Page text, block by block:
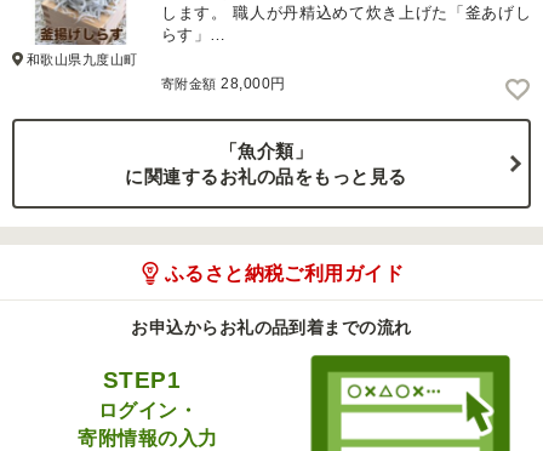
和歌山県九度山町
します。 職人が丹精込めて炊き上げた「釜あげし
らす」…
寄附金額 28,000円
「魚介類」
に関連するお礼の品をもっと見る
ふるさと納税ご利用ガイド
お申込からお礼の品到着までの流れ
STEP1
ログイン・
寄附情報の入力